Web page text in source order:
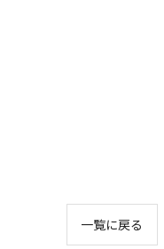
一覧に戻る